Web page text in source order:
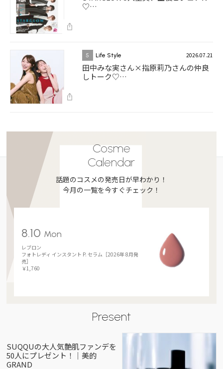
♡…
5 Life Style 2026.07.21
田中みな実さん×指原莉乃さんの仲良
しトーク♡…
Cosme
Calendar
話題のコスメの発売日が早わかり！
今月の一覧を今すぐチェック！
8.10 Mon
レブロン
フォトレディ インスタント P. セラム［2026年 8月発
売］
￥1,760
Present
SUQQUの大人気艶肌ファンデを
50人にプレゼント！｜美的
GRAND